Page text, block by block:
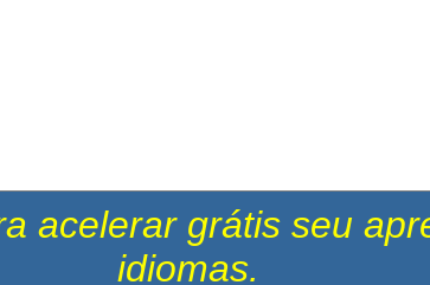
acelerar grátis seu
idiomas.